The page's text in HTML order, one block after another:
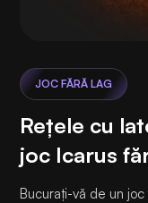
JOC FĂRĂ LAG
Rețele cu
joc Icarus
Bucurați-vă de un